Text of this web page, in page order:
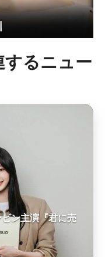
するニュー
ン主演『君に売